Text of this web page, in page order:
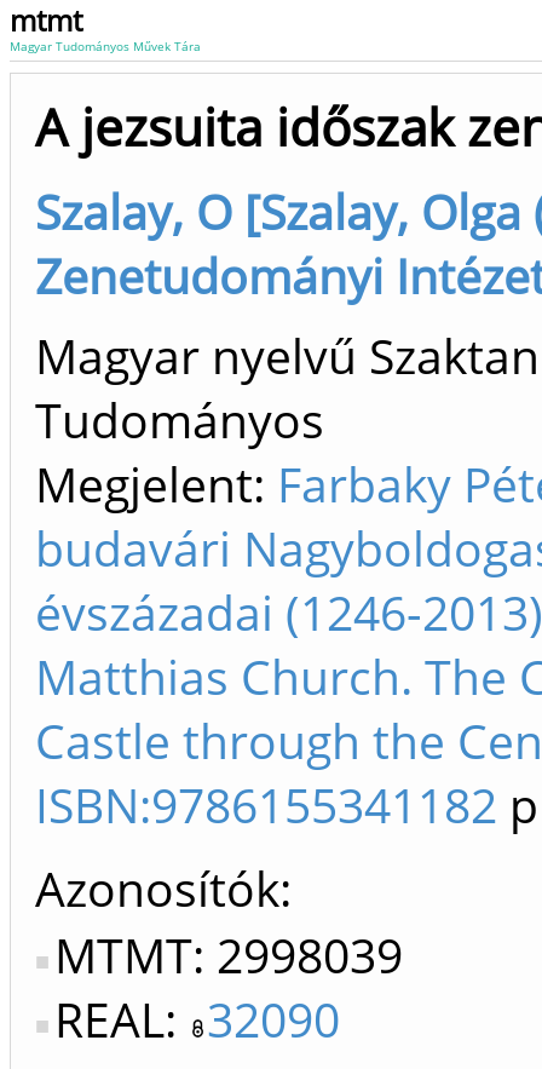
mtmt
Magyar Tudományos Művek Tára
A jezsuita időszak
Szalay, O [Szalay,
Zenetudományi
Magyar nyelvű
Tudományos
Megjelent: Farbaky
budavári
évszázadai (1246-
Matthias Church. The
Castle through the
ISBN:9786155341182
Azonosítók
MTMT: 2998039
REAL: 32090